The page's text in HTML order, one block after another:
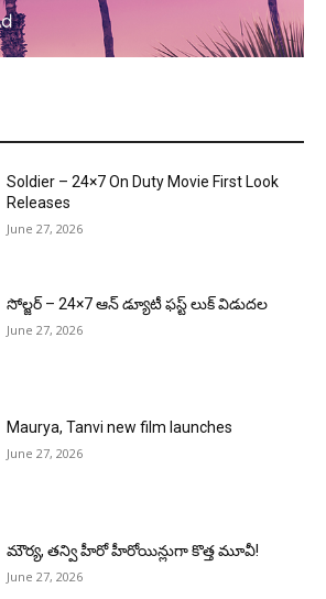
Soldier – 24×7 On Duty Movie First Look
Releases
June 27, 2026
సోల్జర్ – 24×7 ఆన్ డ్యూటీ ఫస్ట్ లుక్ విడుదల
June 27, 2026
Maurya, Tanvi new film launches
June 27, 2026
మౌర్య‌, త‌న్వి హీరో హీరోయిన్లుగా కొత్త మూవీ!
June 27, 2026